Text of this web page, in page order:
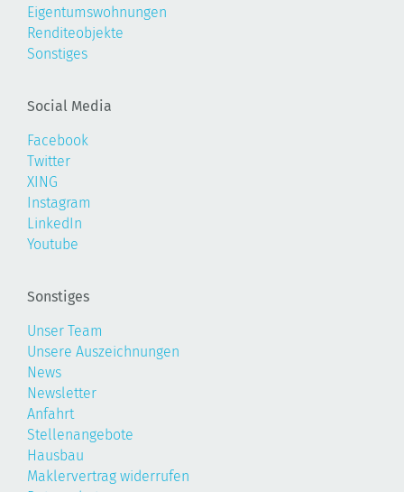
Eigentumswohnungen
Renditeobjekte
Sonstiges
Social Media
Facebook
Twitter
XING
Instagram
LinkedIn
Youtube
Sonstiges
Unser Team
Unsere Auszeichnungen
News
Newsletter
Anfahrt
Stellenangebote
Hausbau
Maklervertrag widerrufen